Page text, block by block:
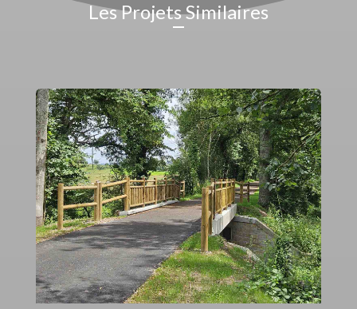
Les Projets Similaires